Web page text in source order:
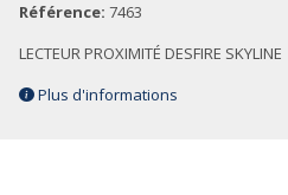
Référence:7463
LECTEUR PROXIMITÉ DESFIRE SKYLINE
Plus d'informations